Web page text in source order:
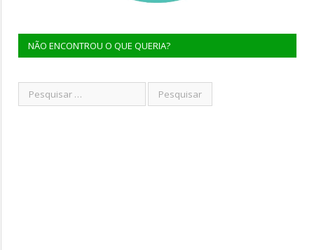
NÃO ENCONTROU O QUE QUERIA?